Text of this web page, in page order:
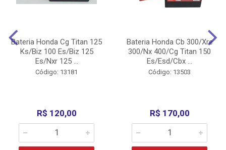
Bateria Honda Cg Titan 125
Ks/Biz 100 Es/Biz 125
Es/Nxr 125 ...
Código: 13181
R$ 120,00
Bateria Honda Cb 300/Xre
300/Nx 400/Cg Titan 150
Es/Esd/Cbx ...
Código: 13503
R$ 170,00